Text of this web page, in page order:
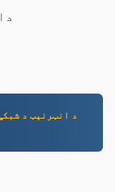
د انټرنېټ د